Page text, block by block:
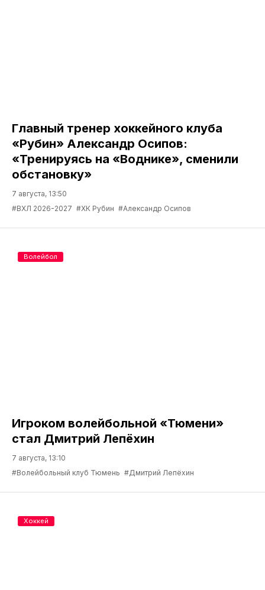
Главный тренер хоккейного клуба
«Рубин» Александр Осипов:
«Тренируясь на «Воднике», сменили
обстановку»
7 августа, 13:50
#ВХЛ 2026-2027 #ХК Рубин #Александр Осипов
Игроком волейбольной «Тюмени»
стал Дмитрий Лепёхин
7 августа, 13:10
#Волейбольный клуб Тюмень #Дмитрий Лепёхин
Волейбол
Хоккей